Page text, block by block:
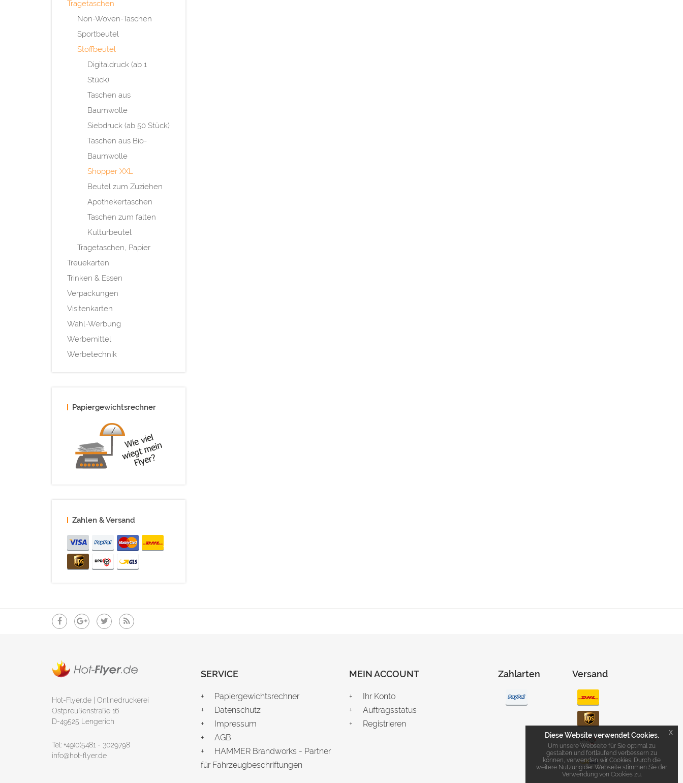
Tragetaschen
Non-Woven-Taschen
Sportbeutel
Stoffbeutel
Digitaldruck (ab 1
Stück)
Taschen aus
Baumwolle
Siebdruck (ab 50 Stück)
Taschen aus Bio-
Baumwolle
Shopper XXL
Beutel zum Zuziehen
Apothekertaschen
Taschen zum falten
Kulturbeutel
Tragetaschen, Papier
Treuekarten
Trinken & Essen
Verpackungen
Visitenkarten
Wahl-Werbung
Werbemittel
Werbetechnik
Papiergewichtsrechner
Zahlen & Versand
Hot-Flyer.de | Onlinedruckerei
Ostpreußenstraße 16
D-49525 Lengerich
Tel: +49(0)5481 - 3029798
info@hot-flyer.de
SERVICE
Papiergewichtsrechner
Datenschutz
Impressum
AGB
HAMMER Brandworks - Partner
für Fahrzeugbeschriftungen
MEIN ACCOUNT
Ihr Konto
Auftragsstatus
Registrieren
Zahlarten Versand
Diese Website verwendet Cookies.
Um unsere Webseite für Sie optimal zu
gestalten und fortlaufend verbessern zu
können, verwenden wir Cookies. Durch die
weitere Nutzung der Webseite stimmen Sie der
Verwendung von Cookies zu.
x